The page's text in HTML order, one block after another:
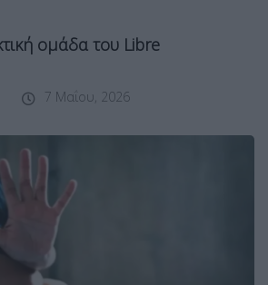
ομάδα του Libre
7 Μαΐου, 2026